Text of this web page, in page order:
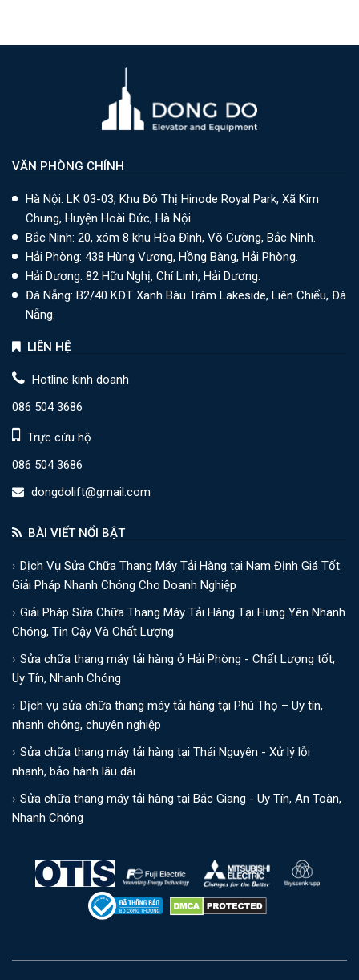
VĂN PHÒNG CHÍNH
Hà Nội: LK 03-03, Khu Đô Thị Hinode Royal Park, Xã Kim
Chung, Huyện Hoài Đức, Hà Nội.
Bắc Ninh: 20, xóm 8 khu Hòa Đình, Võ Cường, Bắc Ninh.
Hải Phòng: 438 Hùng Vương, Hồng Bàng, Hải Phòng.
Hải Dương: 82 Hữu Nghị, Chí Linh, Hải Dương.
Đà Nẵng: B2/40 KĐT Xanh Bàu Tràm Lakeside, Liên Chiểu, Đà
Nẵng.
LIÊN HỆ
Hotline kinh doanh
086 504 3686
Trực cứu hộ
086 504 3686
dongdolift@gmail.com
BÀI VIẾT NỔI BẬT
Dịch Vụ Sửa Chữa Thang Máy Tải Hàng tại Nam Định Giá Tốt:
Giải Pháp Nhanh Chóng Cho Doanh Nghiệp
Giải Pháp Sửa Chữa Thang Máy Tải Hàng Tại Hưng Yên Nhanh
Chóng, Tin Cậy Và Chất Lượng
Sửa chữa thang máy tải hàng ở Hải Phòng - Chất Lượng tốt,
Uy Tín, Nhanh Chóng
Dịch vụ sửa chữa thang máy tải hàng tại Phú Thọ – Uy tín,
nhanh chóng, chuyên nghiệp
Sửa chữa thang máy tải hàng tại Thái Nguyên - Xử lý lỗi
nhanh, bảo hành lâu dài
Sửa chữa thang máy tải hàng tại Bắc Giang - Uy Tín, An Toàn,
Nhanh Chóng